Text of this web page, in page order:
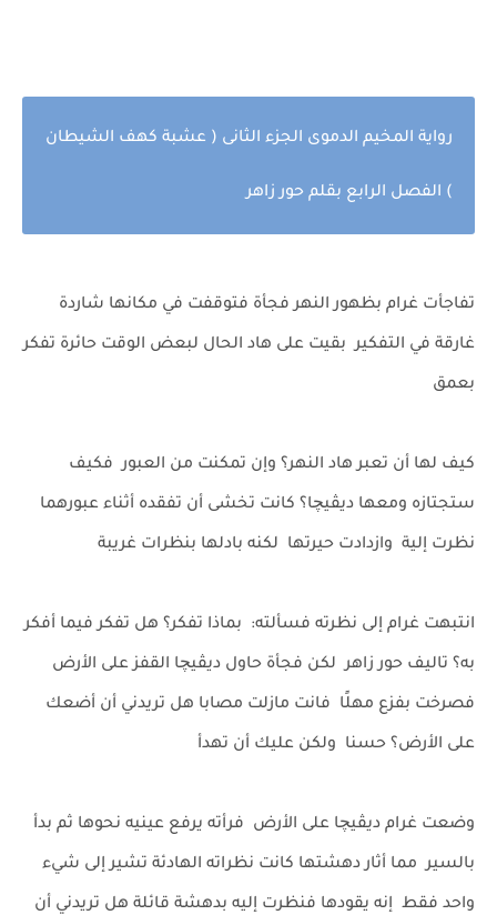
رواية المخيم الدموى الجزء الثانى ( عشبة كهف الشيطان
) الفصل الرابع بقلم حور زاهر
تفاجأت غرام بظهور النهر فجأة فتوقفت في مكانها شاردة
غارقة في التفكير بقيت على هاد الحال لبعض الوقت حائرة تفكر
بعمق
كيف لها أن تعبر هاد النهر؟ وإن تمكنت من العبور فكيف
ستجتازه ومعها ديڤيچا؟ كانت تخشى أن تفقده أثناء عبورهما
نظرت إلية وازدادت حيرتها لكنه بادلها بنظرات غريبة
انتبهت غرام إلى نظرته فسألته: بماذا تفكر؟ هل تفكر فيما أفكر
به؟ تاليف حور زاهر لكن فجأة حاول ديڤيچا القفز على الأرض
فصرخت بفزع مهلًا فانت مازلت مصابا هل تريدني أن أضعك
على الأرض؟ حسنا ولكن عليك أن تهدأ
وضعت غرام ديڤيچا على الأرض فرأته يرفع عينيه نحوها ثم بدأ
بالسير مما أثار دهشتها كانت نظراته الهادئة تشير إلى شيء
واحد فقط إنه يقودها فنظرت إليه بدهشة قائلة هل تريدني أن